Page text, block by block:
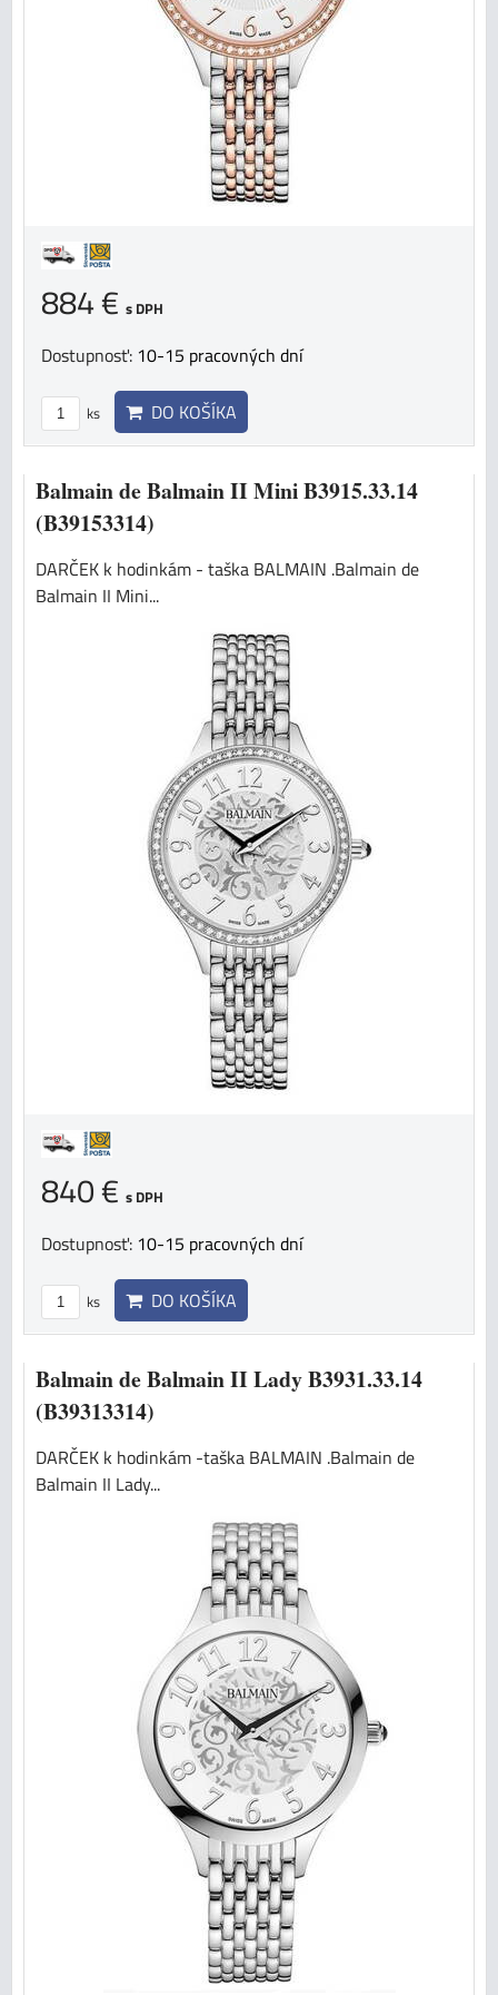
884 € s DPH
Dostupnosť: 10-15 pracovných dní
ks DO KOŠÍKA
Balmain de Balmain II Mini B3915.33.14
(B39153314)
DARČEK k hodinkám - taška BALMAIN .Balmain de
Balmain II Mini...
840 € s DPH
Dostupnosť: 10-15 pracovných dní
ks DO KOŠÍKA
Balmain de Balmain II Lady B3931.33.14
(B39313314)
DARČEK k hodinkám -taška BALMAIN .Balmain de
Balmain II Lady...